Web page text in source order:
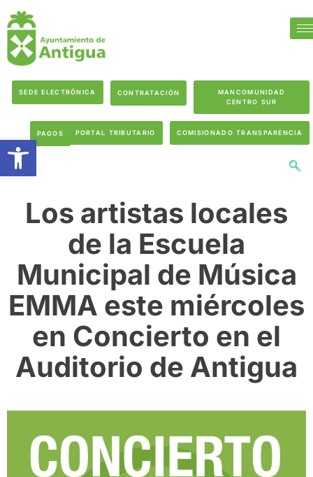
SEDE ELECTRÓNICA CONTRATACIÓN
MANCOMUNIDAD
CENTRO SUR
PAGOS PORTAL TRIBUTARIO COMISIONADO TRANSPARENCIA
Los artistas locales
de la Escuela
Municipal de Música
EMMA este miércoles
en Concierto en el
Auditorio de Antigua
Abrir barra de herramientas